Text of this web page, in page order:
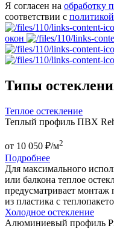
Я согласен на обработку
соответствии с
окон
Типы
Теплое остекление
Теплый профиль ПВХ
от 10 050 ₽/м2
Подробнее
Для максимального
или балкона теплое
предусматривает
из пластика с
Холодное остекление
Алюминиевый профиль